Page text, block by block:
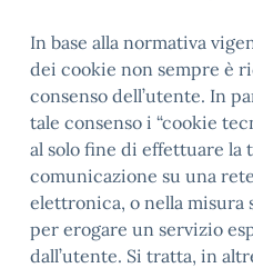
In base alla normativa
dei cookie non sempre è
consenso dell’utente. In
tale consenso i “cookie
al solo fine di effettuare la
comunicazione su una
elettronica, o nella misura
per erogare un servizio
dall’utente. Si tratta, in